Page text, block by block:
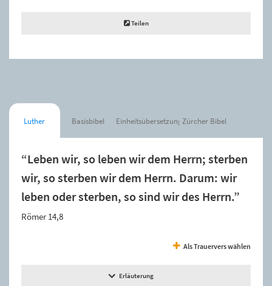
Teilen
Luther Basisbibel Einheitsübersetzung Zürcher Bibel
“Leben wir, so leben wir dem Herrn; sterben
wir, so sterben wir dem Herrn. Darum: wir
leben oder sterben, so sind wir des Herrn.”
Römer 14,8
Als Trauervers wählen
Erläuterung